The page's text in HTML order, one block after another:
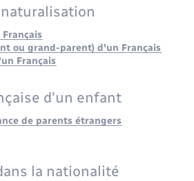
Français
ou grand-parent) d'un Français
Français
d'un enfant
de parents étrangers
la nationalité